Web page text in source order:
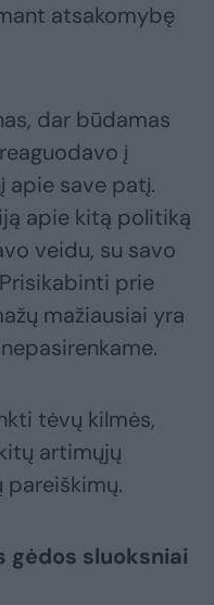
atsakomybę
dar būdamas
į
apie save patį.
apie kitą politiką
veidu, su savo
prie
mažiausiai yra
tėvų kilmės,
artimųjų
pareiškimų.
gėdos sluoksniai